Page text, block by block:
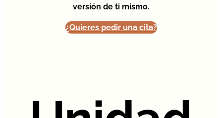
versión de ti mismo.
¿Quieres pedir una cita?